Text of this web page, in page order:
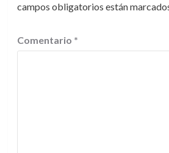
campos obligatorios están
Comentario *